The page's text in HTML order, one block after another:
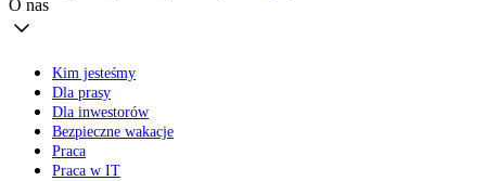
O nas
Kim jesteśmy
Dla prasy
Dla inwestorów
Bezpieczne wakacje
Praca
Praca w IT